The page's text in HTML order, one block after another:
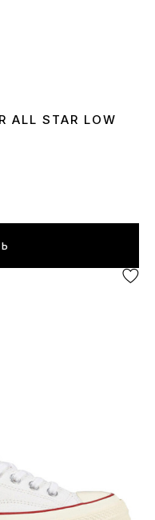
ALL STAR LOW